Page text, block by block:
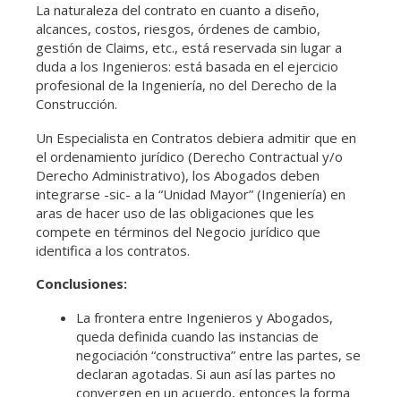
La naturaleza del contrato en cuanto a diseño,
alcances, costos, riesgos, órdenes de cambio,
gestión de Claims, etc., está reservada sin lugar a
duda a los Ingenieros: está basada en el ejercicio
profesional de la Ingeniería, no del Derecho de la
Construcción.
Un Especialista en Contratos debiera admitir que en
el ordenamiento jurídico (Derecho Contractual y/o
Derecho Administrativo), los Abogados deben
integrarse -sic- a la “Unidad Mayor” (Ingeniería) en
aras de hacer uso de las obligaciones que les
compete en términos del Negocio jurídico que
identifica a los contratos.
Conclusiones:
La frontera entre Ingenieros y Abogados,
queda definida cuando las instancias de
negociación “constructiva” entre las partes, se
declaran agotadas. Si aun así las partes no
convergen en un acuerdo, entonces la forma